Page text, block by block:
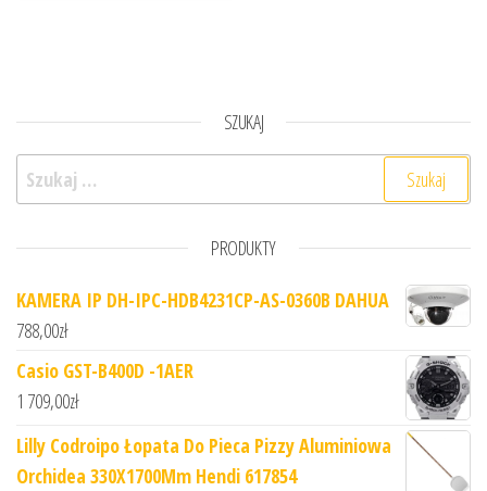
SZUKAJ
Szukaj:
PRODUKTY
KAMERA IP DH-IPC-HDB4231CP-AS-0360B DAHUA
788,00zł
Casio GST-B400D -1AER
1 709,00zł
Lilly Codroipo Łopata Do Pieca Pizzy Aluminiowa
Orchidea 330X1700Mm Hendi 617854